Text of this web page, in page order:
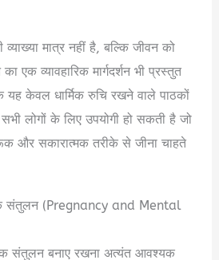
मात्र नहीं है, बल्कि जीवन को
एक व्यावहारिक मार्गदर्शन भी प्रस्तुत
यह केवल धार्मिक रुचि रखने वाले पाठकों
लोगों के लिए उपयोगी हो सकती है जो
और सकारात्मक तरीके से जीना चाहते
संतुलन (Pregnancy and Mental
संतुलन बनाए रखना अत्यंत आवश्यक